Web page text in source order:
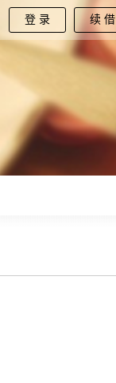
续 借
登 录